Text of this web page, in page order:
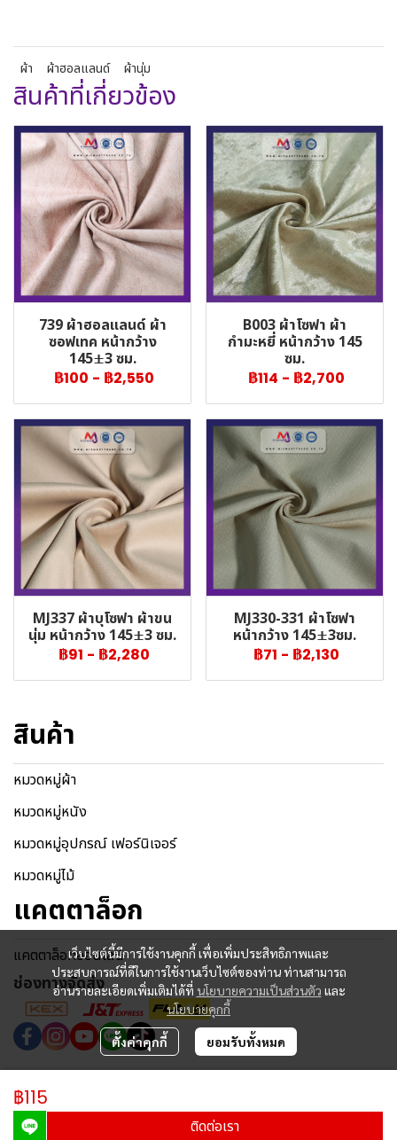
ผ้า ผ้าฮอลแลนด์ ผ้านุ่ม
สินค้าที่เกี่ยวข้อง
739 ผ้าฮอลแลนด์ ผ้า
ซอฟเทค หน้ากว้าง
145±3 ซม.
฿100 - ฿2,550
B003 ผ้าโซฟา ผ้า
กำมะหยี่ หน้ากว้าง 145
ซม.
฿114 - ฿2,700
MJ337 ผ้าบุโซฟา ผ้าขน
นุ่ม หน้ากว้าง 145±3 ซม.
฿91 - ฿2,280
MJ330-331 ผ้าโซฟา
หน้ากว้าง 145±3ซม.
฿71 - ฿2,130
฿115
ติดต่อเรา
เว็บไซต์นี้มีการใช้งานคุกกี้ เพื่อเพิ่มประสิทธิภาพและ
ประสบการณ์ที่ดีในการใช้งานเว็บไซต์ของท่าน ท่านสามารถ
อ่านรายละเอียดเพิ่มเติมได้ที่ นโยบายความเป็นส่วนตัว และ
นโยบายคุกกี้
ตั้งค่าคุกกี้ ยอมรับทั้งหมด
สินค้า
หมวดหมู่ผ้า
หมวดหมู่หนัง
หมวดหมู่อุปกรณ์ เฟอร์นิเจอร์
หมวดหมู่ไม้
แคตตาล็อก
แคตตาล็อกออนไลน์
ช่องทางจัดส่ง
ผู้เข้าชมวันนี้4,212